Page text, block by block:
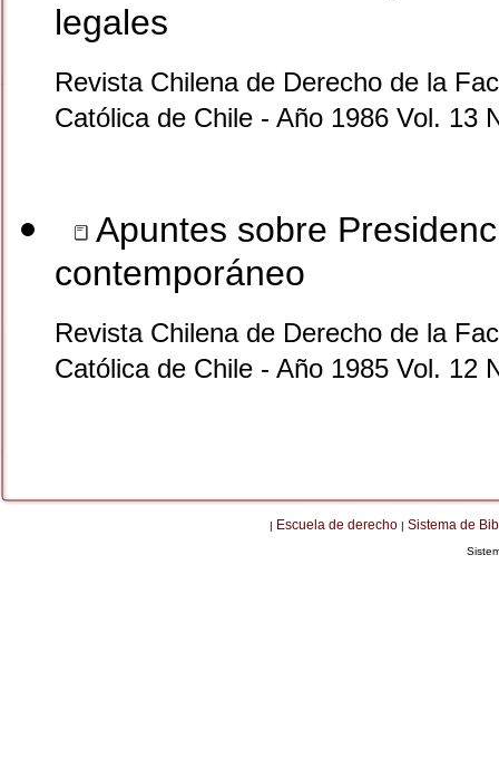
legales
Revista Chilena de Derecho de la
Católica de Chile - Año 1986 Vol. 13
Apuntes sobre
contemporáneo
Revista Chilena de Derecho de la
Católica de Chile - Año 1985 Vol. 12
| Escuela de derecho | Sistema de